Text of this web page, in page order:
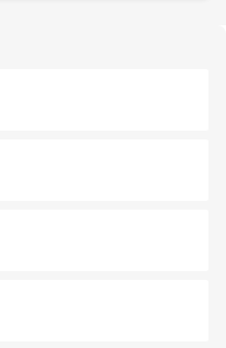
を楽しめる外せないスポット